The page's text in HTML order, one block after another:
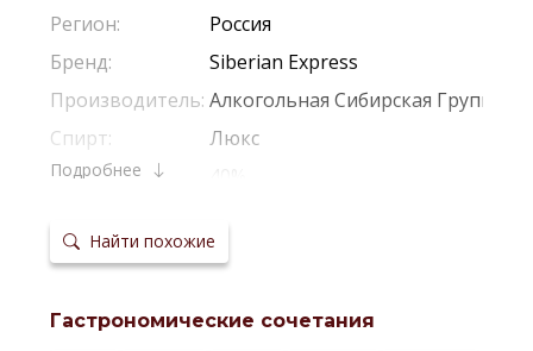
Регион:
Россия
Бренд:
Siberian Express
Производитель: Алкогольная Сибирская Группа
Спирт:
Люкс
Крепость:
Сырье:
Зерновая Смесь
сервировки:
Сайт
Подробнее
Найти похожие
Гастрономические сочетания